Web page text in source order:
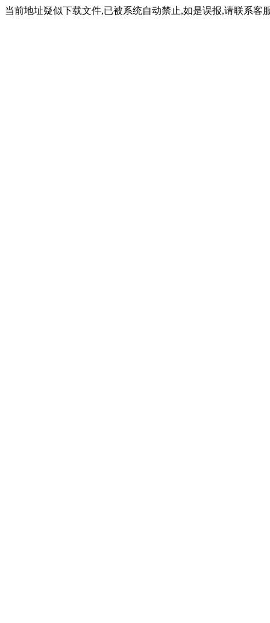
当前地址疑似下载文件,已被系统自动禁止,如是误报,请联系客